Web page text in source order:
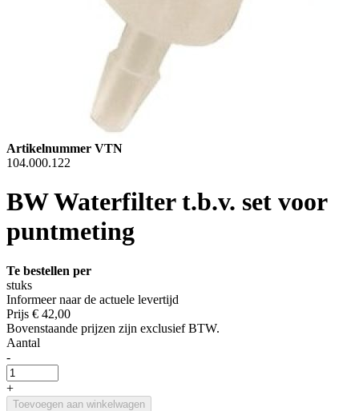
Artikelnummer VTN
104.000.122
BW Waterfilter t.b.v. set voor
puntmeting
Te bestellen per
stuks
Informeer naar de actuele levertijd
Prijs € 42,00
Bovenstaande prijzen zijn exclusief BTW.
Aantal
-
+
Toevoegen aan winkelwagen